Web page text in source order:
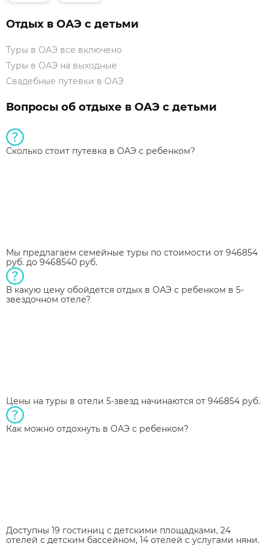
Отдых в ОАЭ с детьми
Туры в ОАЭ все включено
Туры в ОАЭ на выходные
Свадебные путевки в ОАЭ
Вопросы об отдыхе в ОАЭ с детьми
Сколько стоит путевка в ОАЭ с ребенком?
Мы предлагаем семейные туры по стоимости от 946854
руб. до 9468540 руб.
В какую цену обойдется отдых в ОАЭ с ребенком в 5-
звездочном отеле?
Цены на туры в отели 5-звезд начинаются от 946854 руб.
Как можно отдохнуть в ОАЭ с ребенком?
Доступны 19 гостиниц с детскими площадками, 24
отелей с детским бассейном, 14 отелей с услугами няни.